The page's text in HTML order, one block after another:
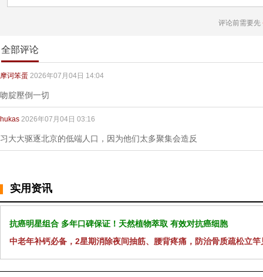
评论前需要先
全部评论
摩诃笨蛋 2026年07月04日 14:04
吻腚壓倒一切
hukas 2026年07月04日 03:16
习大大驱逐北京的低端人口，因为他们太多聚集会造反
实用资讯
抗癌明星组合 多年口碑保证！天然植物萃取 有效对抗癌细胞
中老年补钙必备，2星期消除夜间抽筋、腰背疼痛，防治骨质疏松立竿